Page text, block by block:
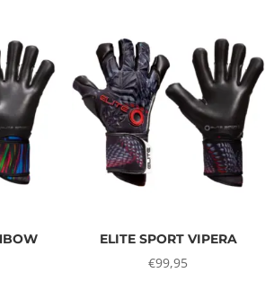
ELITE SPORT VIPERA
€99,95